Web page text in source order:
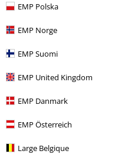
EMP Polska
EMP Norge
EMP Suomi
EMP United Kingdom
EMP Danmark
EMP Österreich
Large Belgique
Markenkleidung
Markenkleidung
Bekleidung T-Shirts & Tops
E-Mail Newsletter
jetzt anmeldest!